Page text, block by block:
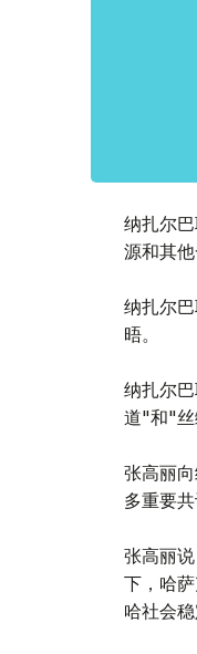
纳扎尔
源和其
纳扎尔
晤。
纳扎尔
道"和"丝
张高丽
多重要共
张高丽
下，哈
哈社会